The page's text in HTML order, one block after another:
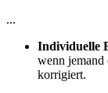
...
Individuelle
wenn
korrigiert.